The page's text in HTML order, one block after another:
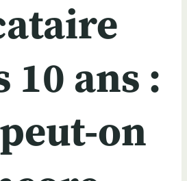
10 ans :
on